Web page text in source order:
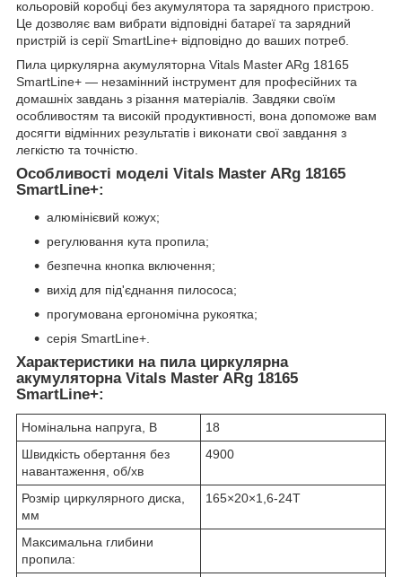
кольоровій коробці без акумулятора та зарядного пристрою.
Це дозволяє вам вибрати відповідні батареї та зарядний
пристрій із серії SmartLine+ відповідно до ваших потреб.
Пила циркулярна акумуляторна Vitals Master ARg 18165
SmartLine+ — незамінний інструмент для професійних та
домашніх завдань з різання матеріалів. Завдяки своїм
особливостям та високій продуктивності, вона допоможе вам
досягти відмінних результатів і виконати свої завдання з
легкістю та точністю.
Особливості моделі Vitals Master ARg 18165
SmartLine+:
алюмінієвий кожух;
регулювання кута пропила;
безпечна кнопка включення;
вихід для під'єднання пилососа;
прогумована ергономічна рукоятка;
серія SmartLine+.
Характеристики на пила циркулярна
акумуляторна Vitals Master ARg 18165
SmartLine+:
Номінальна напруга, В
18
Швидкість обертання без
навантаження, об/хв
4900
Розмір циркулярного диска,
мм
165×20×1,6-24T
Максимальна глибини
пропила: